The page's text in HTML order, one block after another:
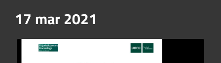
17 mar 2021